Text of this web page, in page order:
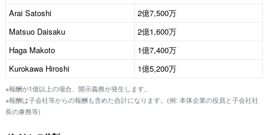
Arai Satoshi
2億7,500万
Matsuo Daisaku
2億1,600万
Haga Makoto
1億7,400万
Kurokawa Hiroshi
1億5,200万
※報酬が1億以上の場合、開示義務が発生します。
※報酬は子会社等からの報酬も含めた合計になります。(例: 本体企業の役員と子会社社
長の兼務等)